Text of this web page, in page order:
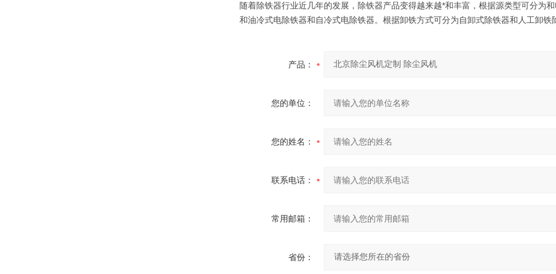
随着除铁器行业近几年的发展，除铁器产品变得越来越*和丰富，根据源类型可分为
和油冷式电除铁器和自冷式电除铁器。根据卸铁方式可分为自卸式除铁器和人工卸
产品：
您的单位：
您的姓名：
联系电话：
常用邮箱：
省份：